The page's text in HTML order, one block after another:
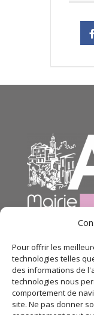
Pour offrir les
technologies telles
des informations de
technologies nous
comportement de
site. Ne pas donner